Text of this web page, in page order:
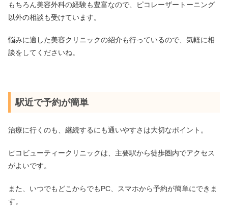
もちろん美容外科の経験も豊富なので、ピコレーザートーニング
以外の相談も受けています。
悩みに適した美容クリニックの紹介も行っているので、気軽に相
談をしてくださいね。
駅近で予約が簡単
治療に行くのも、継続するにも通いやすさは大切なポイント。
ピコビューティークリニックは、主要駅から徒歩圏内でアクセス
がよいです。
また、いつでもどこからでもPC、スマホから予約が簡単にできま
す。